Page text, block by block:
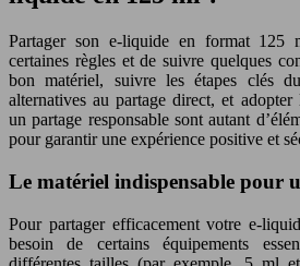
Partager son e-liquide en format 125
certaines règles et de suivre quelques
bon matériel, suivre les étapes clés
alternatives au partage direct, et
un partage responsable sont autant
pour garantir une expérience positive et
Le matériel indispensable pour
Pour partager efficacement votre e-
besoin de certains équipements